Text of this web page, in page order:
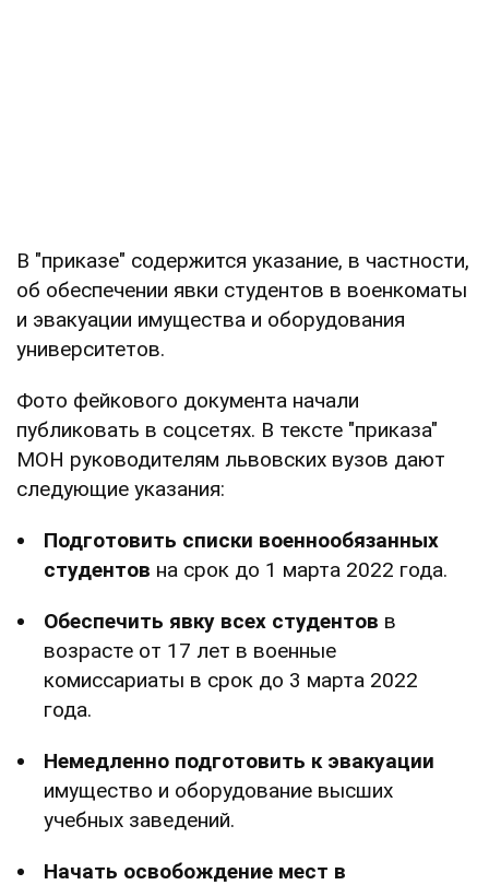
В "приказе" содержится указание, в частности,
об обеспечении явки студентов в военкоматы
и эвакуации имущества и оборудования
университетов.
Фото фейкового документа начали
публиковать в соцсетях. В тексте "приказа"
МОН руководителям львовских вузов дают
следующие указания:
Подготовить списки военнообязанных
студентов на срок до 1 марта 2022 года.
Обеспечить явку всех студентов в
возрасте от 17 лет в военные
комиссариаты в срок до 3 марта 2022
года.
Немедленно подготовить к эвакуации
имущество и оборудование высших
учебных заведений.
Начать освобождение мест в